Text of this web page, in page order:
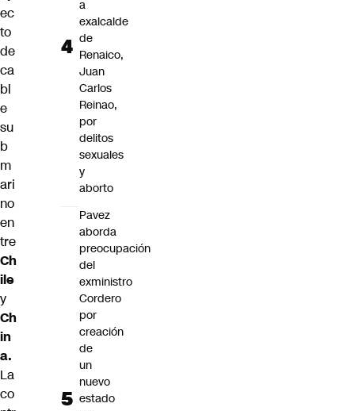
ec
to
de
ca
bl
e
su
b
m
ari
no
en
tre
Ch
ile
y
Ch
in
a.
La
co
a
exalcalde
de
Renaico,
Juan
Carlos
Reinao,
por
delitos
sexuales
y
aborto
Pavez
aborda
preocupación
del
exministro
Cordero
por
creación
de
un
nuevo
estado